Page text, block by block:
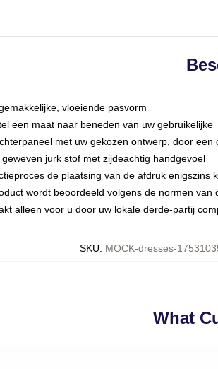
vloeiende pasvorm
een maat naar beneden van uw gebruikelijke
met uw gekozen ontwerp, door een
jurk stof met zijdeachtig handgevoel
de plaatsing van de afdruk enigszins
wordt beoordeeld volgens de normen van
alleen voor u door uw lokale derde-partij
SKU: MOCK-dresses-
What